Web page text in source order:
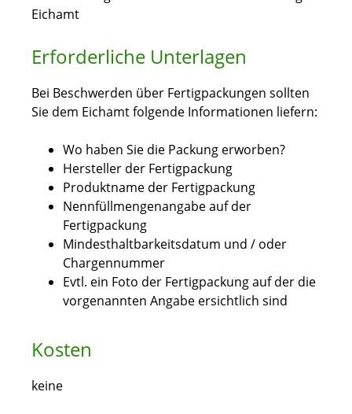
Eichamt
Erforderliche Unterlagen
Bei Beschwerden über Fertigpackungen sollten
Sie dem Eichamt folgende Informationen liefern:
Wo haben Sie die Packung erworben?
Hersteller der Fertigpackung
Produktname der Fertigpackung
Nennfüllmengenangabe auf der
Fertigpackung
Mindesthaltbarkeitsdatum und / oder
Chargennummer
Evtl. ein Foto der Fertigpackung auf der die
vorgenannten Angabe ersichtlich sind
Kosten
keine